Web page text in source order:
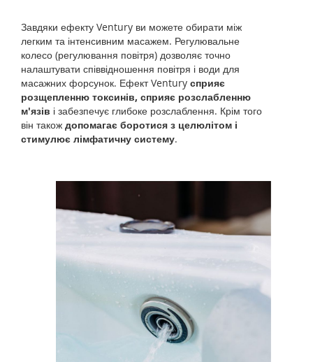
Завдяки ефекту Ventury ви можете обирати між
легким та інтенсивним масажем. Регулювальне
колесо (регулювання повітря) дозволяє точно
налаштувати співвідношення повітря і води для
масажних форсунок. Ефект Ventury сприяє
розщепленню токсинів, сприяє розслабленню
м'язів і забезпечує глибоке розслаблення. Крім того
він також допомагає боротися з целюлітом і
стимулює лімфатичну систему.